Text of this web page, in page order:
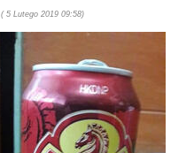
( 5 Lutego 2019 09:58)